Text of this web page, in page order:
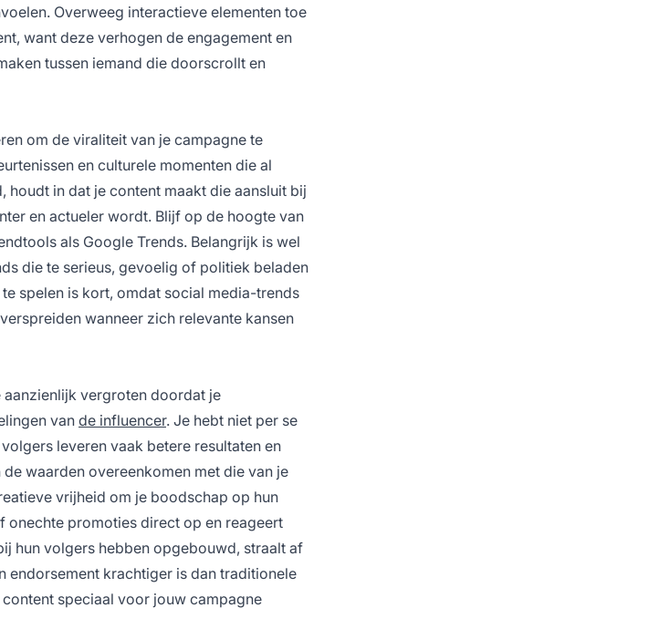
Overweeg interactieve elementen toe
want deze verhogen de engagement en
tussen iemand die doorscrollt en
om de viraliteit van je campagne te
en culturele momenten die al
in dat je content maakt die aansluit bij
en actueler wordt. Blijf op de hoogte van
als Google Trends. Belangrijk is wel
die te serieus, gevoelig of politiek beladen
spelen is kort, omdat social media-trends
wanneer zich relevante kansen
aanzienlijk vergroten doordat je
van de influencer. Je hebt niet per se
leveren vaak betere resultaten en
waarden overeenkomen met die van je
vrijheid om je boodschap op hun
onechte promoties direct op en reageert
hun volgers hebben opgebouwd, straalt af
krachtiger is dan traditionele
speciaal voor jouw campagne